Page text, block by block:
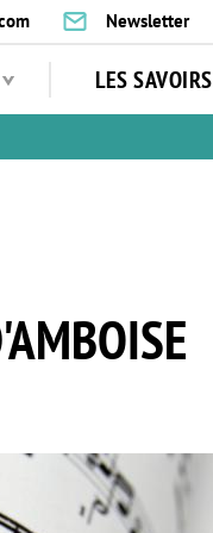
Newsletter
LES SAVOIRS